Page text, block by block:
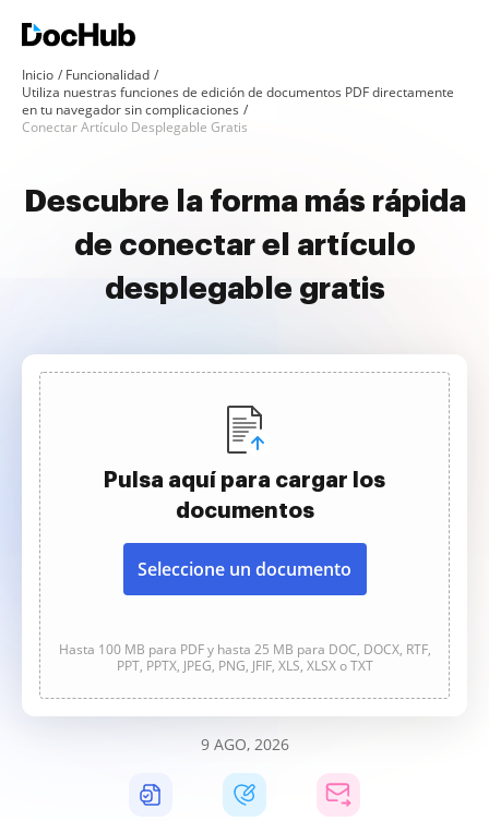
Inicio
Funcionalidad
Utiliza nuestras funciones de edición de documentos PDF directamente
en tu navegador sin complicaciones
Conectar Artículo Desplegable Gratis
Descubre la forma más rápida
de conectar el artículo
desplegable gratis
Pulsa aquí para cargar los
documentos
Seleccione un documento
Hasta 100 MB para PDF y hasta 25 MB para DOC, DOCX, RTF,
PPT, PPTX, JPEG, PNG, JFIF, XLS, XLSX o TXT
9 AGO, 2026